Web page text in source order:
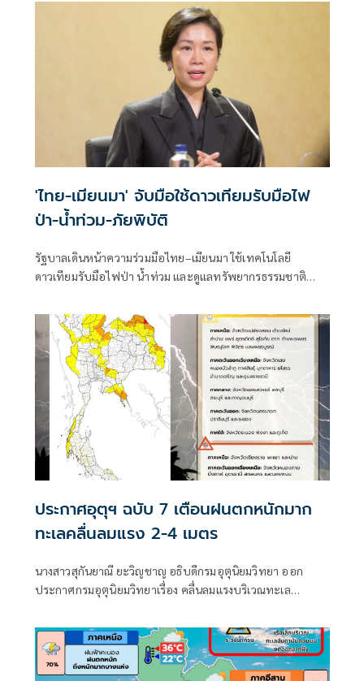
บล็อกคอนเวิร์สแก้ปัญหาระยะยาว แต่ถูกโยกไปที่อื่น เตรียม
หางบทำถนนให้สูงขึ้นบรรเทาความเดือดร้อน
'ไทย-เมียนมา' จับมือใช้ดาวเทียมรับมือไฟ
ป่า-น้ำท่วม-ภัยพิบัติ
รัฐบาลเดินหน้าความร่วมมือไทย–เมียนมา ใช้เทคโนโลยี
ดาวเทียมรับมือไฟป่า น้ำท่วม และดูแลทรัพยากรธรรมชาติ
ประกาศอุตุฯ ฉบับ 7 เตือนฝนตกหนักมาก
ทะเลคลื่นลมแรง 2-4 เมตร
นางสาวสุกันยาณี ยะวิญชาญ อธิบดีกรมอุตุนิยมวิทยา ออก
ประกาศกรมอุตุนิยมวิทยาเรื่อง คลื่นลมแรงบริเวณทะเล
มากบริเวณประเทศไทย